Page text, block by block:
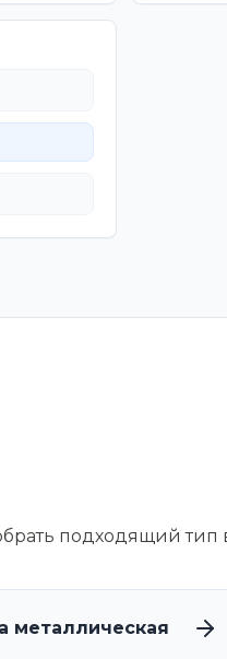
подходящий тип
металлическая